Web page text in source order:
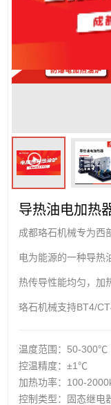
导热油电加热
成都珞石机械专为西
电为能源的一种导热
热传导性能均匀，加
珞石机械支持BT4/
温度范围：50-300℃
控温精度：±1℃
加热功率：100-
控制类型：固态继电